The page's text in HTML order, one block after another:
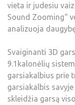
vieta ir judesiu
Sound Zooming“
analizuoja
Svaiginanti 3D
9.1kalonėlių
garsiakalbius prie
garsiakalbis
skleidžia garsą